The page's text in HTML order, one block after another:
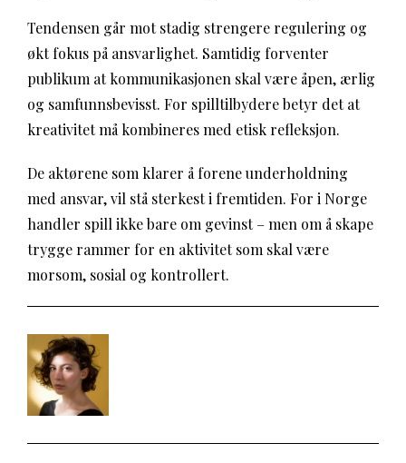
Tendensen går mot stadig strengere regulering og
økt fokus på ansvarlighet. Samtidig forventer
publikum at kommunikasjonen skal være åpen, ærlig
og samfunnsbevisst. For spilltilbydere betyr det at
kreativitet må kombineres med etisk refleksjon.
De aktørene som klarer å forene underholdning
med ansvar, vil stå sterkest i fremtiden. For i Norge
handler spill ikke bare om gevinst – men om å skape
trygge rammer for en aktivitet som skal være
morsom, sosial og kontrollert.